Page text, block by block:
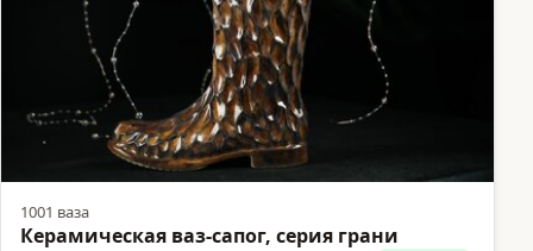
1001 ваза
Керамическая ваз-сапог, серия грани